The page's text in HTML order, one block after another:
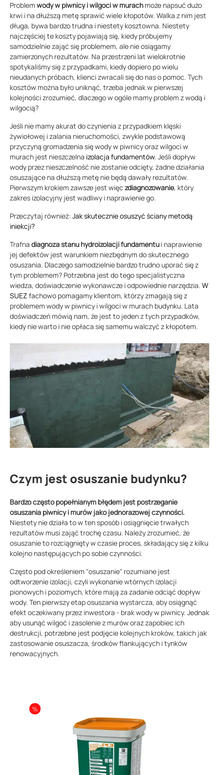
Problem wody w piwnicy i wilgoci w murach może napsuć dużo
krwi i na dłuższą metę sprawić wiele kłopotów. Walka z nim jest
długa, bywa bardzo trudna i niestety kosztowna. Niestety
najczęściej te koszty pojawiają się, kiedy próbujemy
samodzielnie zająć się problemem, ale nie osiągamy
zamierzonych rezultatów. Na przestrzeni lat wielokrotnie
spotykaliśmy się z przypadkami, kiedy dopiero po wielu
nieudanych próbach, klienci zwracali się do nas o pomoc. Tych
kosztów można było uniknąć, trzeba jednak w pierwszej
kolejności zrozumieć, dlaczego w ogóle mamy problem z wodą i
wilgocią?
Jeśli nie mamy akurat do czynienia z przypadkiem klęski
żywiołowej i zalania nieruchomości, zwykle podstawową
przyczyną gromadzenia się wody w piwnicy oraz wilgoci w
murach jest nieszczelna izolacja fundamentów. Jeśli dopływ
wody przez nieszczelność nie zostanie odcięty, żadne działania
osuszające na dłuższą metę nie będą dawały rezultatów.
Pierwszym krokiem zawsze jest więc zdiagnozowanie, który
zakres izolacyjny jest wadliwy i naprawienie go.
Przeczytaj również: Jak skutecznie osuszyć ściany metodą
iniekcji?
Trafna diagnoza stanu hydroizolacji fundamentu i naprawienie
jej defektów jest warunkiem niezbędnym do skutecznego
osuszania. Dlaczego samodzielnie bardzo trudno uporać się z
tym problemem? Potrzebna jest do tego specjalistyczna
wiedza, doświadczenie wykonawcze i odpowiednie narzędzia. W
SUEZ fachowo pomagamy klientom, którzy zmagają się z
problemem wody w piwnicy i wilgoci w murach budynku. Lata
doświadczeń mówią nam, że jest to jeden z tych przypadków,
kiedy nie warto i nie opłaca się samemu walczyć z kłopotem.
Czym jest osuszanie budynku?
Bardzo często popełnianym błędem jest postrzeganie
osuszania piwnicy i murów jako jednorazowej czynności.
Niestety nie działa to w ten sposób i osiągnięcie trwałych
rezultatów musi zająć trochę czasu. Należy zrozumieć, że
osuszanie to rozciągnięty w czasie proces, składający się z kilku
kolejno następujących po sobie czynności.
Często pod określeniem "osuszanie" rozumiane jest
odtworzenie izolacji, czyli wykonanie wtórnych izolacji
pionowych i poziomych, które mają za zadanie odciąć dopływ
wody. Ten pierwszy etap osuszania wystarcza, aby osiągnąć
efekt oczekiwany przez inwestora - brak wody w piwnicy. Jednak
aby usunąć wilgoć i zasolenie z murów oraz zapobiec ich
destrukcji, potrzebne jest podjęcie kolejnych kroków, takich jak
zastosowanie osuszacza, środków flankujących i tynków
renowacyjnych.